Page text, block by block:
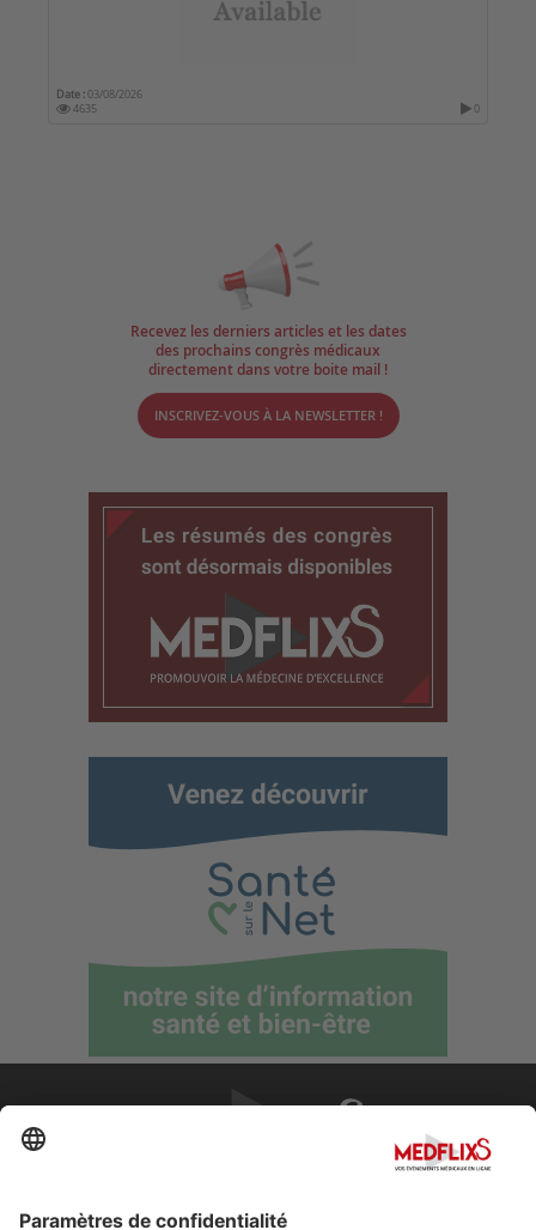
Date :03/08/2026
4635
0
Recevez les derniers articles et les dates
des prochains congrès médicaux
directement dans votre boite mail !
INSCRIVEZ-VOUS À LA NEWSLETTER !
À propos de MedflixS®